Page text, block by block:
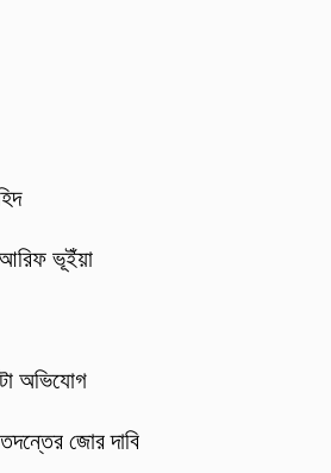
আরিফ ভূইঁয়া
অভিযোগ
জোর দাবি